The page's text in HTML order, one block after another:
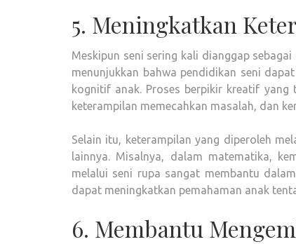
5. Meningkatkan
Meskipun seni sering kali dianggap
menunjukkan bahwa pendidikan seni
kognitif anak. Proses berpikir kreatif
keterampilan memecahkan masalah, dan
Selain itu, keterampilan yang diperoleh
lainnya. Misalnya, dalam matematika,
melalui seni rupa sangat membantu
dapat meningkatkan pemahaman anak
6. Membantu